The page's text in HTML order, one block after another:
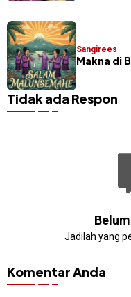
Sangirees
Makna di
Tidak ada Respon
Jadilah yang
Komentar Anda